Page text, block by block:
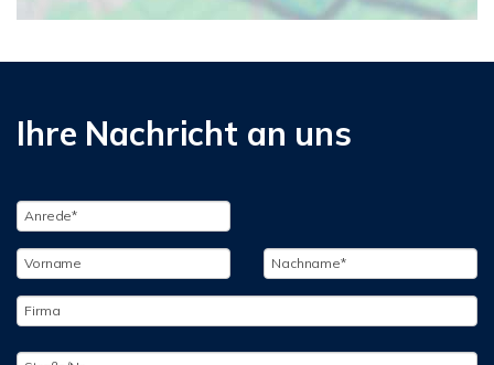
Ihre Nachricht an uns